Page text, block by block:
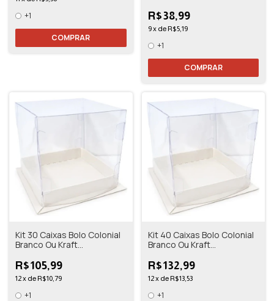
+1
COMPRAR
R$38,99
9x de R$5,19
+1
COMPRAR
Kit 30 Caixas Bolo Colonial
Branco Ou Kraft
R$105,99
12x de R$10,79
+1
Kit 40 Caixas Bolo Colonial
Branco Ou Kraft
R$132,99
12x de R$13,53
+1